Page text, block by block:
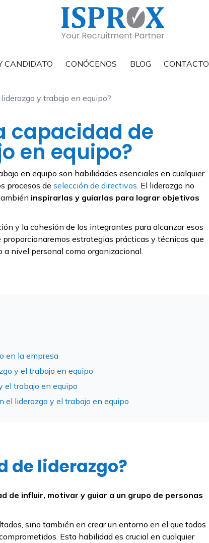
CANDIDATO CONÓCENOS BLOG CONTACTO
y trabajo en equipo?
capacidad de
en equipo?
en equipo son habilidades esenciales en cualquier
procesos de selección de directivos. El liderazgo no
inspirarlas y guiarlas para lograr objetivos
y la cohesión de los integrantes para alcanzar esos
estrategias prácticas y técnicas que
nivel personal como organizacional.
en la empresa
y el trabajo en equipo
el trabajo en equipo
el liderazgo y el trabajo en equipo
de liderazgo?
de influir, motivar y guiar a un grupo de personas
sino también en crear un entorno en el que todos
Esta habilidad es crucial en cualquier